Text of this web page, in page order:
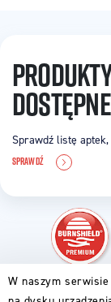
Sprawdź listę
SPRAWDŹ
W naszym